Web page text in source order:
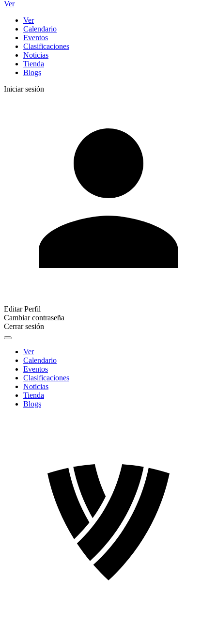
Ver
Ver
Calendario
Eventos
Clasificaciones
Noticias
Tienda
Blogs
Iniciar sesión
Editar Perfil
Cambiar contraseña
Cerrar sesión
Ver
Calendario
Eventos
Clasificaciones
Noticias
Tienda
Blogs